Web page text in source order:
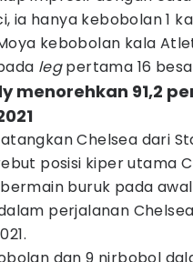
ia hanya kebobolan 1
kebobolan kala
legpertama 16
menorehkan 91,2
Chelsea dari
posisi kiper utama
buruk pada awal
perjalanan